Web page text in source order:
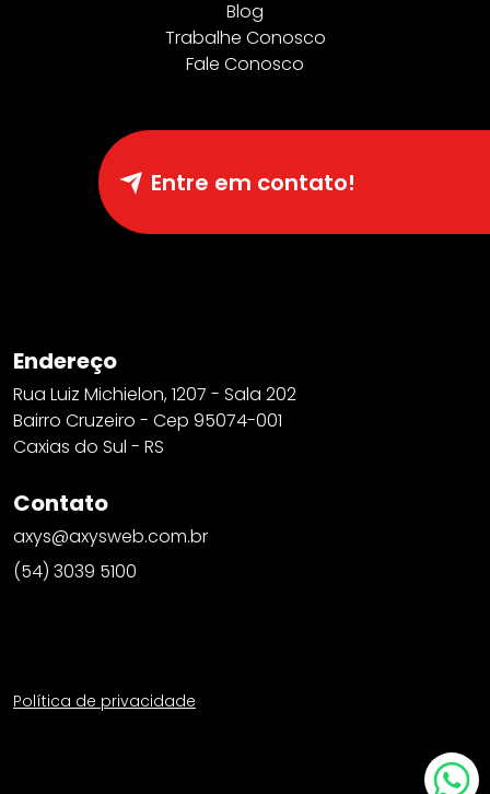
Endereço
Rua Luiz Michielon, 1207 - Sala 202
Bairro Cruzeiro - Cep 95074-001
Caxias do Sul - RS
Contato
axys@axysweb.com.br
(54) 3039 5100
Política de privacidade
Blog
Trabalhe Conosco
Fale Conosco
Entre em contato!